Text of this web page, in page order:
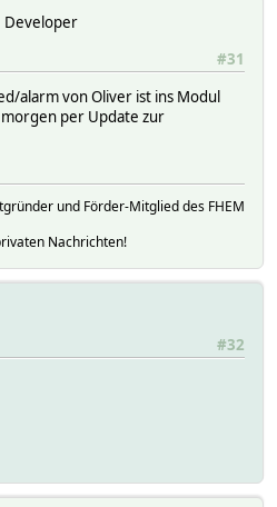
Developer
#31
alarm von Oliver ist ins Modul
per Update zur
und Förder-Mitglied des FHEM
Nachrichten!
#32